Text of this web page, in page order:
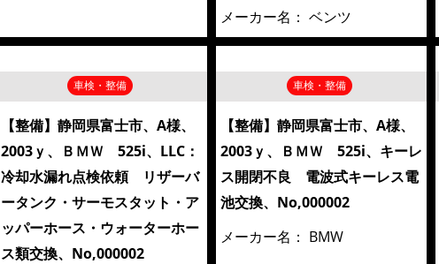
メーカー名： ベンツ
車検・整備
【整備】静岡県富士市、A様、
2003ｙ、ＢＭＷ 525i、LLC：
冷却水漏れ点検依頼 リザーバ
ータンク・サーモスタット・ア
ッパーホース・ウォーターホー
ス類交換、No,000002
車検・整備
【整備】静岡県富士市、A様、
2003ｙ、ＢＭＷ 525i、キーレ
ス開閉不良 電波式キーレス電
池交換、No,000002
メーカー名： BMW